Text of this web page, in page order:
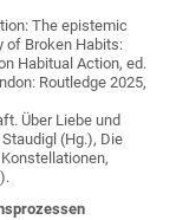
The epistemic
of Broken Habits:
Habitual Action, ed.
Routledge 2025,
Über Liebe und
(Hg.), Die